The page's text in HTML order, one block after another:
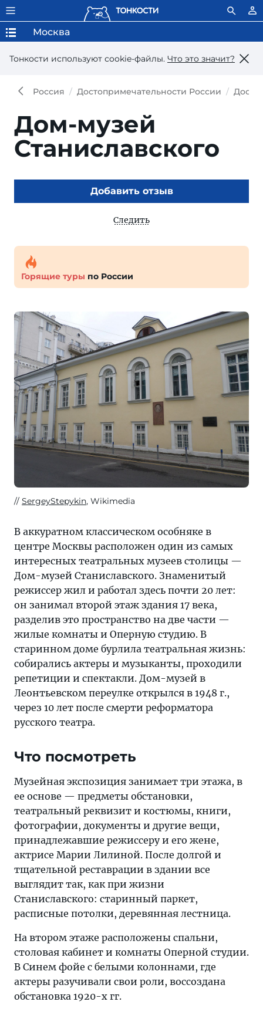
Тонкости используют сookie-файлы. Что это значит?
Москва
Россия Достопримечательности России
Дом-музей
Станиславского
Добавить отзыв
Следить
Горящие туры по России
SergeyStepykin, Wikimedia
В аккуратном классическом особняке в
центре Москвы расположен один из самых
интересных театральных музеев столицы —
Дом-музей Станиславского. Знаменитый
режиссер жил и работал здесь почти 20 лет:
он занимал второй этаж здания 17 века,
разделив это пространство на две части —
жилые комнаты и Оперную студию. В
старинном доме бурлила театральная жизнь:
собирались актеры и музыканты, проходили
репетиции и спектакли. Дом-музей в
Леонтьевском переулке открылся в 1948 г.,
через 10 лет после смерти реформатора
русского театра.
Что посмотреть
Музейная экспозиция занимает три этажа, в
ее основе — предметы обстановки,
театральный реквизит и костюмы, книги,
фотографии, документы и другие вещи,
принадлежавшие режиссеру и его жене,
актрисе Марии Лилиной. После долгой и
тщательной реставрации в здании все
выглядит так, как при жизни
Станиславского: старинный паркет,
расписные потолки, деревянная лестница.
На втором этаже расположены спальни,
столовая кабинет и комнаты Оперной студии.
В Синем фойе с белыми колоннами, где
актеры разучивали свои роли, воссоздана
обстановка 1920-х гг.